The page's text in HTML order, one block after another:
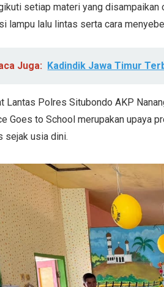
setiap materi yang disampaikan
lampu lalu lintas serta cara
Juga: Kadindik Jawa Timur
Lantas Polres Situbondo AKP
Goes to School merupakan upaya
sejak usia dini.